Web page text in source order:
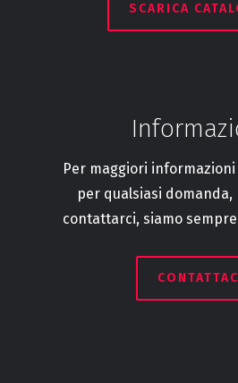
SCARICA
Per maggiori
per qualsiasi domanda,
contattarci, siamo